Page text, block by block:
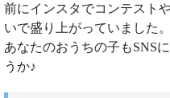
前にインスタでコンテスト
いで盛り上がっていました。
あなたのおうちの子もSNS
うか♪